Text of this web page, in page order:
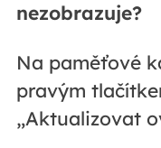
nezobrazuje?
Na paměťové
pravým
„Aktualizovat